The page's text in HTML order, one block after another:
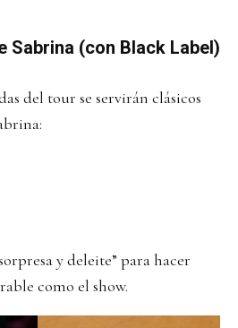
Sabrina (con Black Label)
del tour se servirán clásicos
y deleite” para hacer
como el show.